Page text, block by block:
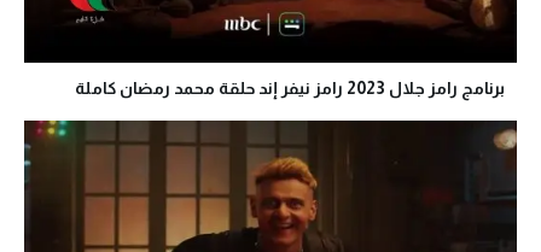
برنامج رامز جلال 2023 رامز نيفر إند حلقة محمد رمضان كاملة